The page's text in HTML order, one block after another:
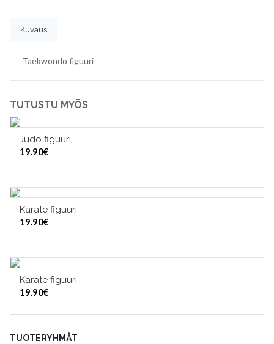
Kuvaus
Taekwondo figuuri
TUTUSTU MYÖS
Judo figuuri
19.90€
Karate figuuri
19.90€
Karate figuuri
19.90€
TUOTERYHMÄT